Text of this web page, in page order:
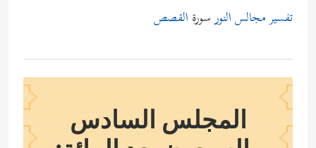
تفسير مجالس النورسورة القصص
المجلس السادس